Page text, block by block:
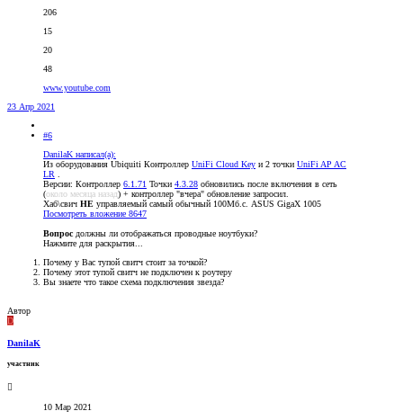
206
15
20
48
www.youtube.com
23 Апр 2021
#6
DanilaK написал(а):
Из оборудования Ubiquiti Контроллер UniFi Cloud Key и 2 точки UniFi AP AC
LR .
Версии: Контроллер 6.1.71 Точки 4.3.28 обновились после включения в сеть
(около месяца назад) + контроллер "вчера" обновление запросил.
Хаб\свич НЕ управляемый самый обычный 100Мб.с. ASUS GigaX 1005
Посмотреть вложение 8647
Вопрос должны ли отображаться проводные ноутбуки?
Нажмите для раскрытия...
Почему у Вас тупой свитч стоит за точкой?
Почему этот тупой свитч не подключен к роутеру
Вы знаете что такое схема подключения звезда?
Автор
D
DanilaK
участник
10 Мар 2021